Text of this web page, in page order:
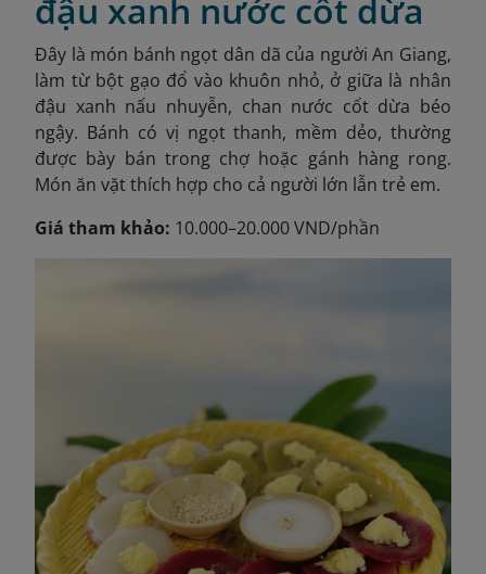
đậu xanh nước cốt dừa
Đây là món bánh ngọt dân dã của người An Giang,
làm từ bột gạo đổ vào khuôn nhỏ, ở giữa là nhân
đậu xanh nấu nhuyễn, chan nước cốt dừa béo
ngậy. Bánh có vị ngọt thanh, mềm dẻo, thường
được bày bán trong chợ hoặc gánh hàng rong.
Món ăn vặt thích hợp cho cả người lớn lẫn trẻ em.
Giá tham khảo: 10.000–20.000 VND/phần